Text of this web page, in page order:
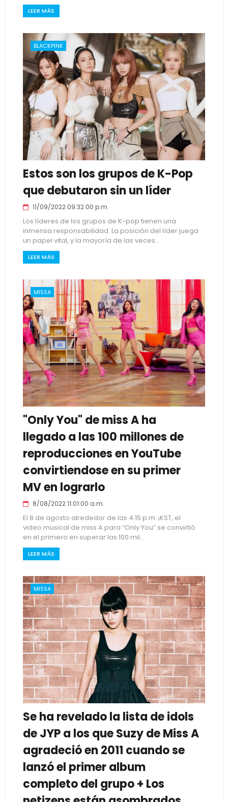
LEER MÁS
BLACKPINK
Estos son los grupos de K-Pop
que debutaron sin un líder
11/09/2022 09:32:00 p.m.
Los líderes de los grupos de K-pop tienen una
inmensa responsabilidad. La posición del líder juega
un papel vital, y la mayoría de las veces...
LEER MÁS
MISSA
"Only You" de miss A ha
llegado a las 100 millones de
reproducciones en YouTube
convirtiendose en su primer
MV en lograrlo
8/08/2022 11:01:00 a.m.
El 8 de agosto alrededor de las 4:15 p.m. ¡KST, el
video musical de miss A para “Only You” se convirtió
en el primero en superar las 100 mil...
LEER MÁS
MISSA
Se ha revelado la lista de idols
de JYP a los que Suzy de Miss A
agradeció en 2011 cuando se
lanzó el primer album
completo del grupo + Los